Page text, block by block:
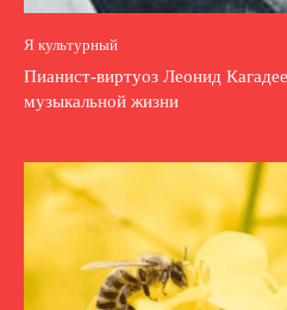
Я культурный
Пианист-виртуоз Леонид
музыкальной жизни